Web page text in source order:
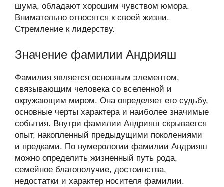
шума, обладают хорошим чувством юмора.
Внимательно относятся к своей жизни.
Стремление к лидерству.
Значение фамилии Андрияш
Фамилия является основным элементом,
связывающим человека со вселенной и
окружающим миром. Она определяет его судьбу,
основные черты характера и наиболее значимые
события. Внутри фамилии Андрияш скрывается
опыт, накопленный предыдущими поколениями
и предками. По нумерологии фамилии Андрияш
можно определить жизненный путь рода,
семейное благополучие, достоинства,
недостатки и характер носителя фамилии.